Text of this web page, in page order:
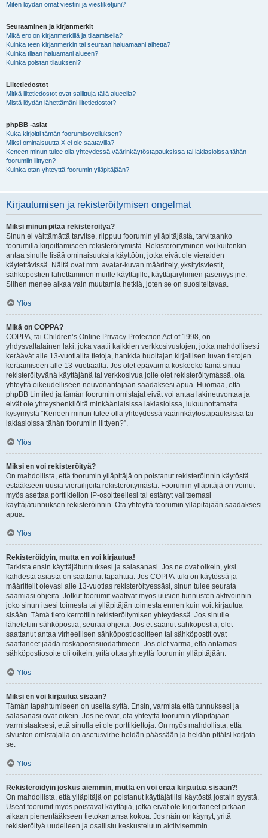
Miten löydän omat viestini ja viestiketjuni?
Seuraaminen ja kirjanmerkit
Mikä ero on kirjanmerkillä ja tilaamisella?
Kuinka teen kirjanmerkin tai seuraan haluamaani aihetta?
Kuinka tilaan haluamani alueen?
Kuinka poistan tilaukseni?
Liitetiedostot
Mitkä liitetiedostot ovat sallittuja tällä alueella?
Mistä löydän lähettämäni liitetiedostot?
phpBB -asiat
Kuka kirjoitti tämän foorumisovelluksen?
Miksi ominaisuutta X ei ole saatavilla?
Keneen minun tulee olla yhteydessä väärinkäytöstapauksissa tai lakiasioissa tähän
foorumiin liittyen?
Kuinka otan yhteyttä foorumin ylläpitäjään?
Kirjautumisen ja rekisteröitymisen ongelmat
Miksi minun pitää rekisteröityä?
Sinun ei välttämättä tarvitse, riippuu foorumin ylläpitäjästä, tarvitaanko
foorumilla kirjoittamiseen rekisteröitymistä. Rekisteröityminen voi kuitenkin
antaa sinulle lisää ominaisuuksia käyttöön, jotka eivät ole vieraiden
käytettävissä. Näitä ovat mm. avatar-kuvan määrittely, yksityisviestit,
sähköpostien lähettäminen muille käyttäjille, käyttäjäryhmien jäsenyys jne.
Siihen menee aikaa vain muutamia hetkiä, joten se on suositeltavaa.
Ylös
Mikä on COPPA?
COPPA, tai Children’s Online Privacy Protection Act of 1998, on
yhdysvaltalainen laki, joka vaatii kaikkien verkkosivustojen, jotka mahdollisesti
keräävät alle 13-vuotiailta tietoja, hankkia huoltajan kirjallisen luvan tietojen
keräämiseen alle 13-vuotiaalta. Jos olet epävarma koskeeko tämä sinua
rekisteröityvänä käyttäjänä tai verkkosivua jolle olet rekisteröitymässä, ota
yhteyttä oikeudelliseen neuvonantajaan saadaksesi apua. Huomaa, että
phpBB Limited ja tämän foorumin omistajat eivät voi antaa lakineuvontaa ja
eivät ole yhteyshenkilöitä minkäänlaisissa lakiasioissa, lukuunottamatta
kysymystä “Keneen minun tulee olla yhteydessä väärinkäytöstapauksissa tai
lakiasioissa tähän foorumiin liittyen?”.
Ylös
Miksi en voi rekisteröityä?
On mahdollista, että foorumin ylläpitäjä on poistanut rekisteröinnin käytöstä
estääkseen uusia vierailijoita rekisteröitymästä. Foorumin ylläpitäjä on voinut
myös asettaa porttikiellon IP-osoitteellesi tai estänyt valitsemasi
käyttäjätunnuksen rekisteröinnin. Ota yhteyttä foorumin ylläpitäjään saadaksesi
apua.
Ylös
Rekisteröidyin, mutta en voi kirjautua!
Tarkista ensin käyttäjätunnuksesi ja salasanasi. Jos ne ovat oikein, yksi
kahdesta asiasta on saattanut tapahtua. Jos COPPA-tuki on käytössä ja
määrittelit olevasi alle 13-vuotias rekisteröityessäsi, sinun tulee seurata
saamiasi ohjeita. Jotkut foorumit vaativat myös uusien tunnusten aktivoinnin
joko sinun itsesi toimesta tai ylläpitäjän toimesta ennen kuin voit kirjautua
sisään. Tämä tieto kerrottiin rekisteröitymisen yhteydessä. Jos sinulle
lähetettiin sähköpostia, seuraa ohjeita. Jos et saanut sähköpostia, olet
saattanut antaa virheellisen sähköpostiosoitteen tai sähköpostit ovat
saattaneet jäädä roskapostisuodattimeen. Jos olet varma, että antamasi
sähköpostiosoite oli oikein, yritä ottaa yhteyttä foorumin ylläpitäjään.
Ylös
Miksi en voi kirjautua sisään?
Tämän tapahtumiseen on useita syitä. Ensin, varmista että tunnuksesi ja
salasanasi ovat oikein. Jos ne ovat, ota yhteyttä foorumin ylläpitäjään
varmistaaksesi, että sinulla ei ole porttikieltoja. On myös mahdollista, että
sivuston omistajalla on asetusvirhe heidän päässään ja heidän pitäisi korjata
se.
Ylös
Rekisteröidyin joskus aiemmin, mutta en voi enää kirjautua sisään?!
On mahdollista, että ylläpitäjä on poistanut käyttäjätilisi käytöstä jostain syystä.
Useat foorumit myös poistavat käyttäjiä, jotka eivät ole kirjoittaneet pitkään
aikaan pienentääkseen tietokantansa kokoa. Jos näin on käynyt, yritä
rekisteröityä uudelleen ja osallistu keskusteluun aktiivisemmin.